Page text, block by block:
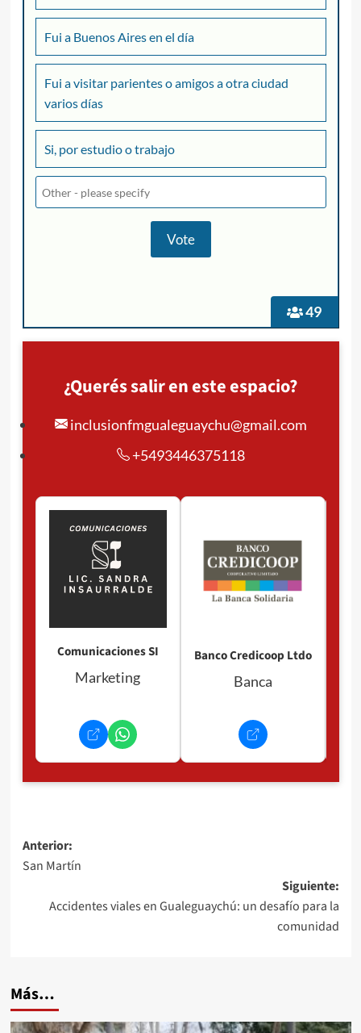
49
Fui a Buenos Aires en el día
Fui a visitar parientes o amigos a otra ciudad
varios días
Si, por estudio o trabajo
¿Querés salir en este espacio?
inclusionfmgualeguaychu@gmail.com
+5493446375118
Comunicaciones SI
Marketing
Banco Credicoop Ltdo
Banca
Navegación
de
entradas
Anterior:
San Martín
Siguiente:
Accidentes viales en Gualeguaychú: un desafío para la
comunidad
Más…